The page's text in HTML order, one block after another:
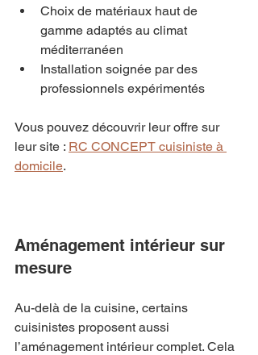
Choix de matériaux haut de
gamme adaptés au climat
méditerranéen
Installation soignée par des
professionnels expérimentés
Vous pouvez découvrir leur offre sur
leur site : RC CONCEPT cuisiniste à
domicile.
Aménagement intérieur sur
mesure
Au-delà de la cuisine, certains
cuisinistes proposent aussi
l’aménagement intérieur complet. Cela